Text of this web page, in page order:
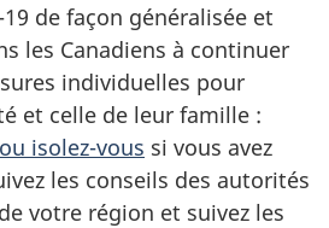
de façon généralisée et
les Canadiens à continuer
individuelles pour
et celle de leur famille :
isolez-vous si vous avez
les conseils des autorités
votre région et suivez les